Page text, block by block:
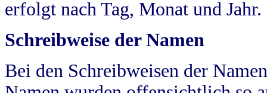
erfolgt nach Tag, Monat und Jahr.
Schreibweise der Namen
Bei den Schreibweisen der